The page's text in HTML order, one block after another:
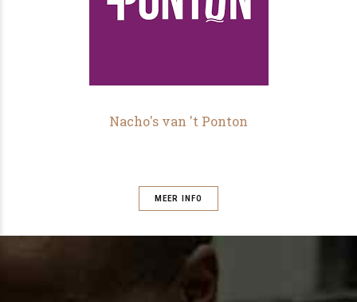
Nacho's van 't Ponton
MEER INFO